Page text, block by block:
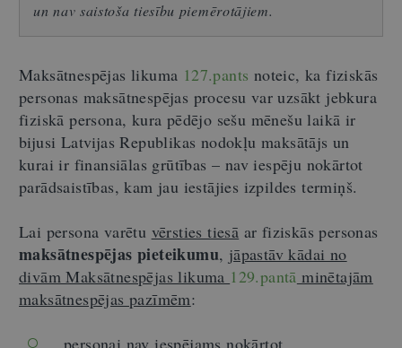
un nav saistoša tiesību piemērotājiem.
Maksātnespējas likuma 127.pants noteic, ka fiziskās
personas maksātnespējas procesu var uzsākt jebkura
fiziskā persona, kura pēdējo sešu mēnešu laikā ir
bijusi Latvijas Republikas nodokļu maksātājs un
kurai ir finansiālas grūtības – nav iespēju nokārtot
parādsaistības, kam jau iestājies izpildes termiņš.
Lai persona varētu vērsties tiesā ar fiziskās personas
maksātnespējas pieteikumu, jāpastāv kādai no
divām Maksātnespējas likuma 129.pantā minētajām
maksātnespējas pazīmēm:
personai nav iespējams nokārtot